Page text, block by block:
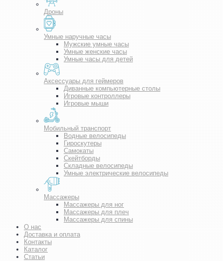
Дроны
Умные наручные часы
Мужские умные часы
Умные женские часы
Умные часы для детей
Аксессуары для геймеров
Диванные компьютерные столы
Игровые контроллеры
Игровые мыши
Мобильный транспорт
Водные велосипеды
Гироскутеры
Самокаты
Скейтборды
Складные велосипеды
Умные электрические велосипеды
Массажеры
Массажеры для ног
Массажеры для плеч
Массажеры для спины
О нас
Доставка и оплата
Контакты
Каталог
Статьи